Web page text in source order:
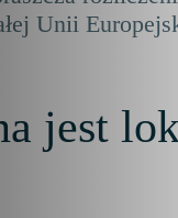
Unii
jest